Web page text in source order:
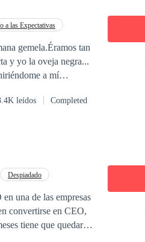
a las Expectativas
gemela.Éramos tan
y yo la oveja negra...
a mí
y yo sintiéndome
atormentarme? ¿Seré
leídos Completed
Despiadado
una de las empresas
convertirse en CEO,
tiene que quedar